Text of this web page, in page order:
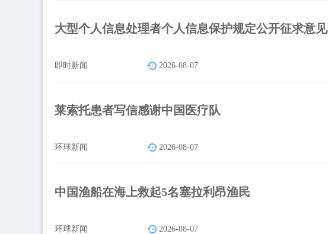
大型个人信息处理者个人信息保护规定公开征求意见
即时新闻 2026-08-07
莱索托患者写信感谢中国医疗队
环球新闻 2026-08-07
中国渔船在海上救起5名塞拉利昂渔民
环球新闻 2026-08-07